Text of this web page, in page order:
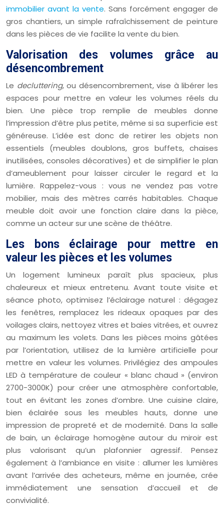
immobilier avant la vente. Sans forcément engager de
gros chantiers, un simple rafraîchissement de peinture
dans les pièces de vie facilite la vente du bien.
Valorisation des volumes grâce au
désencombrement
Le decluttering, ou désencombrement, vise à libérer les
espaces pour mettre en valeur les volumes réels du
bien. Une pièce trop remplie de meubles donne
l’impression d’être plus petite, même si sa superficie est
généreuse. L’idée est donc de retirer les objets non
essentiels (meubles doublons, gros buffets, chaises
inutilisées, consoles décoratives) et de simplifier le plan
d’ameublement pour laisser circuler le regard et la
lumière. Rappelez-vous : vous ne vendez pas votre
mobilier, mais des mètres carrés habitables. Chaque
meuble doit avoir une fonction claire dans la pièce,
comme un acteur sur une scène de théâtre.
Les bons éclairage pour mettre en
valeur les pièces et les volumes
Un logement lumineux paraît plus spacieux, plus
chaleureux et mieux entretenu. Avant toute visite et
séance photo, optimisez l’éclairage naturel : dégagez
les fenêtres, remplacez les rideaux opaques par des
voilages clairs, nettoyez vitres et baies vitrées, et ouvrez
au maximum les volets. Dans les pièces moins gâtées
par l’orientation, utilisez de la lumière artificielle pour
mettre en valeur les volumes. Privilégiez des ampoules
LED à température de couleur « blanc chaud » (environ
2700-3000K) pour créer une atmosphère confortable,
tout en évitant les zones d’ombre. Une cuisine claire,
bien éclairée sous les meubles hauts, donne une
impression de propreté et de modernité. Dans la salle
de bain, un éclairage homogène autour du miroir est
plus valorisant qu’un plafonnier agressif. Pensez
également à l’ambiance en visite : allumer les lumières
avant l’arrivée des acheteurs, même en journée, crée
immédiatement une sensation d’accueil et de
convivialité.